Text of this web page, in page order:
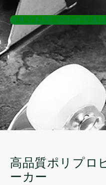
今すぐお問い合わせを送
高品質ポリプロ
ーカー